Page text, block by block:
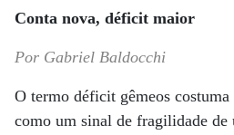
Conta nova, déficit maior
Por Gabriel Baldocchi
O termo déficit gêmeos
como um sinal de fragilidade de